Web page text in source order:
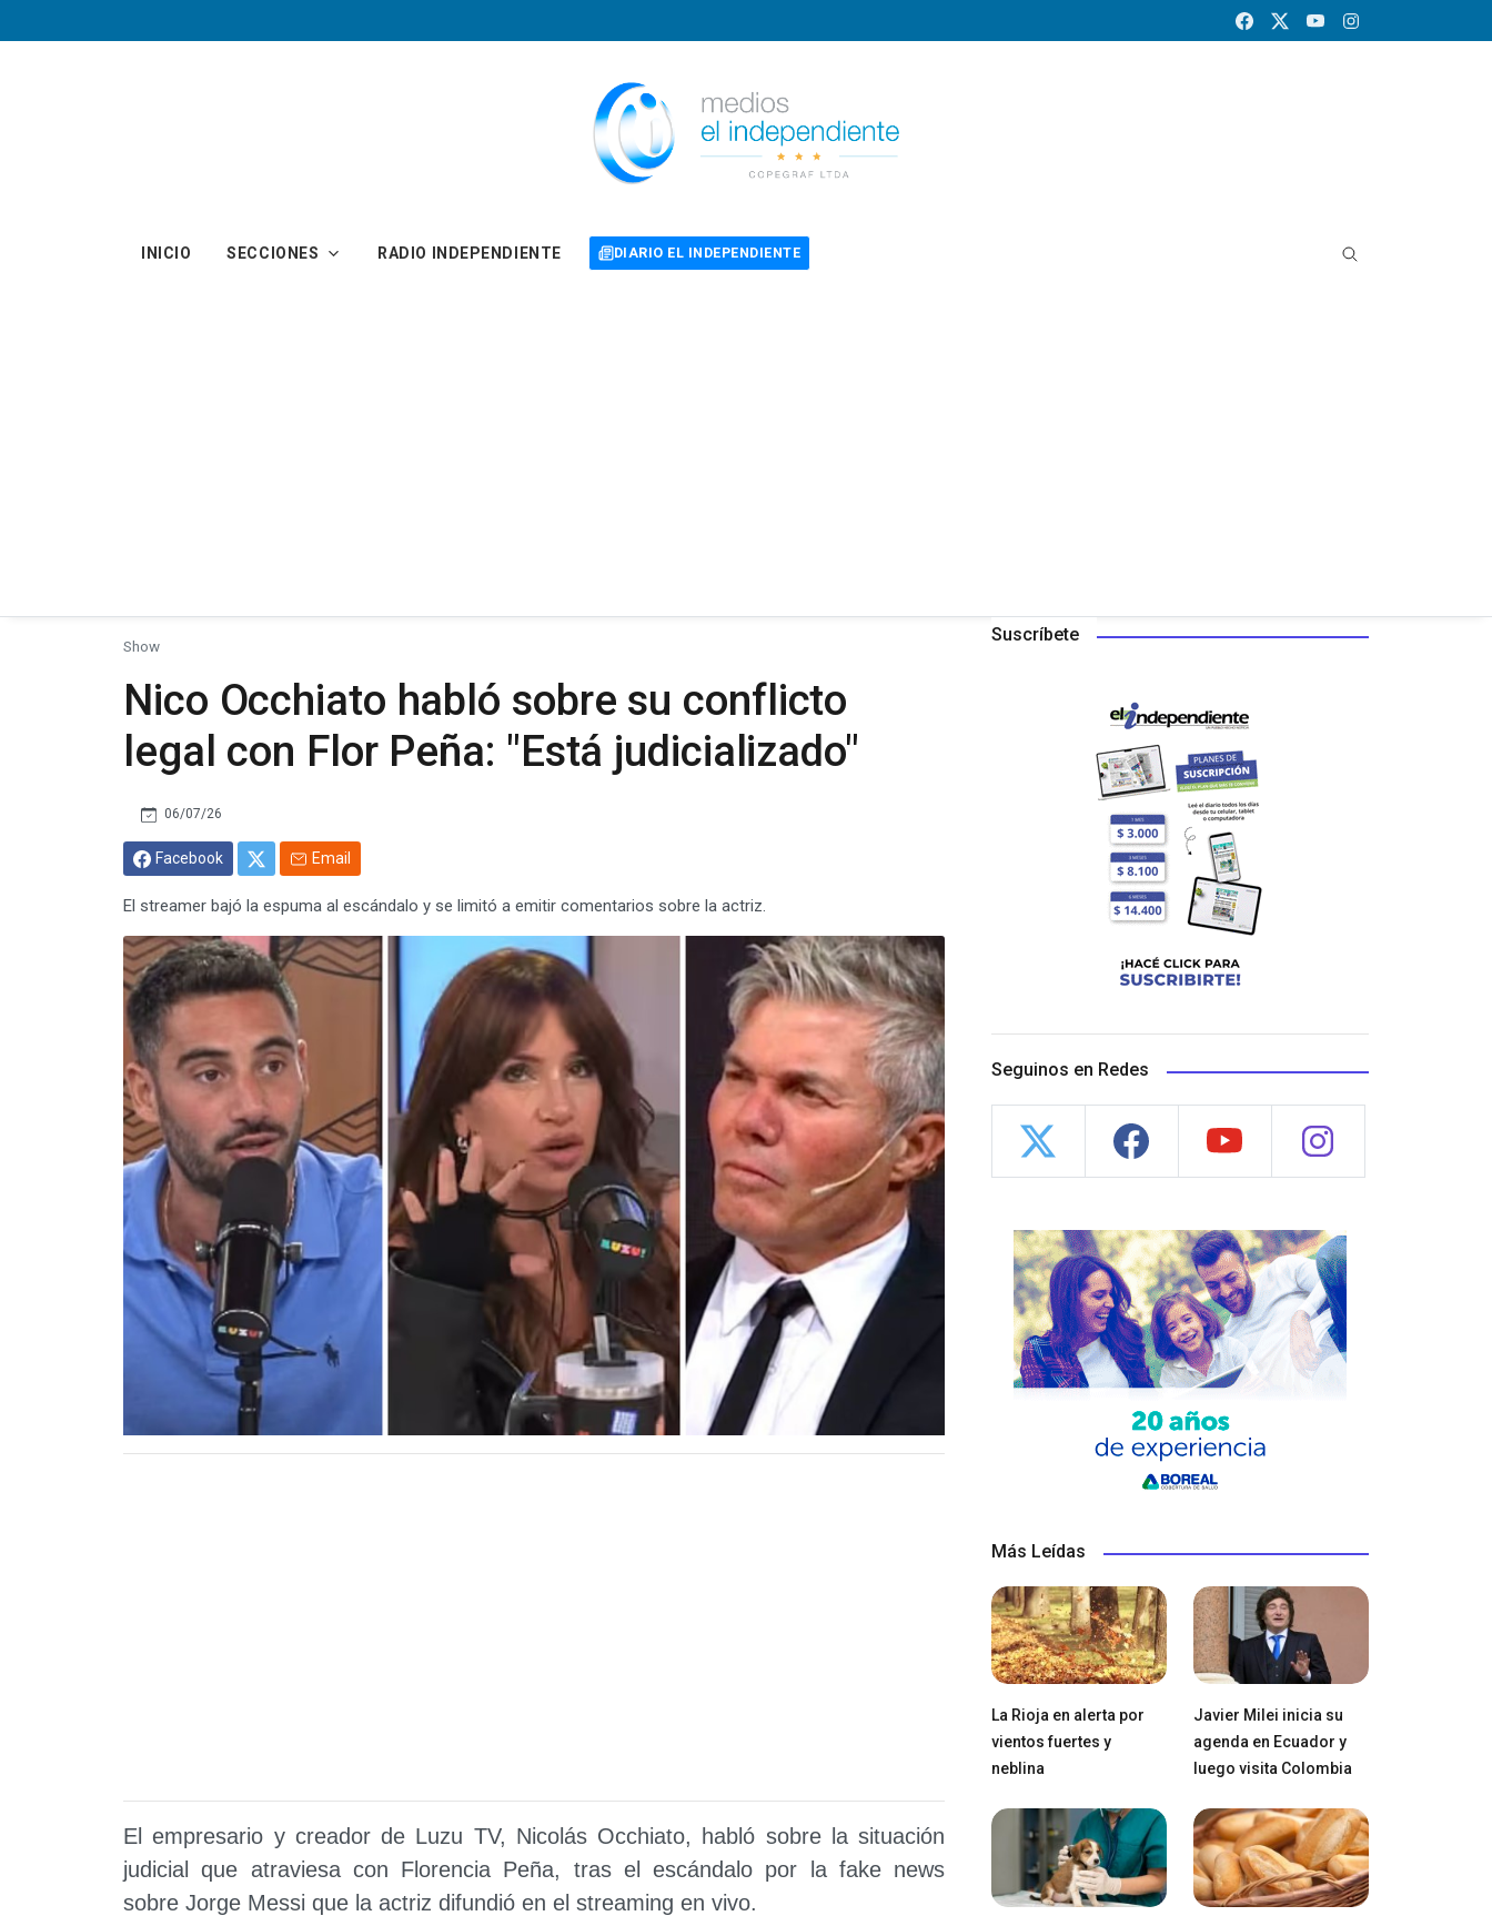
INICIO SECCIONES RADIO INDEPENDIENTE DIARIO EL INDEPENDIENTE
Show
Nico Occhiato habló sobre su conflicto
legal con Flor Peña: "Está judicializado"
06/07/26
Facebook Email
El streamer bajó la espuma al escándalo y se limitó a emitir comentarios sobre la actriz.
El empresario y creador de Luzu TV, Nicolás Occhiato, habló sobre la situación
judicial que atraviesa con Florencia Peña, tras el escándalo por la fake news
sobre Jorge Messi que la actriz difundió en el streaming en vivo.
Suscríbete
Seguinos en Redes
Más Leídas
La Rioja en alerta por
vientos fuertes y
neblina
Javier Milei inicia su
agenda en Ecuador y
luego visita Colombia